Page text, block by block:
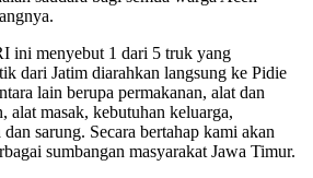
ini menyebut 1 dari 5 truk yang
dari Jatim diarahkan langsung ke Pidie
lain berupa permakanan, alat dan
alat masak, kebutuhan keluarga,
sarung. Secara bertahap kami akan
sumbangan masyarakat Jawa Timur.